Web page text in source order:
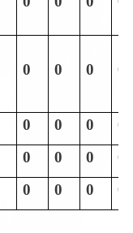
0 0 0 0
0 0 0
0
0 0 0
0
0 0 0 0